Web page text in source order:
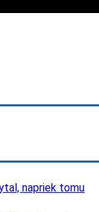
napriek tomu